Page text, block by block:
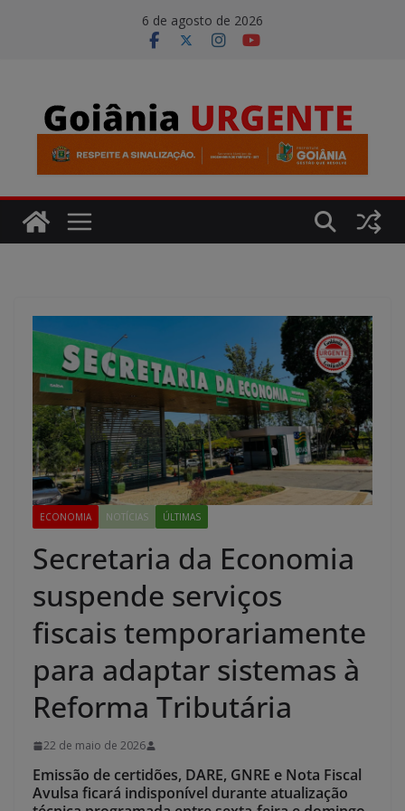
6 de agosto de 2026
ECONOMIA NOTÍCIAS ÚLTIMAS
Secretaria da Economia
suspende serviços
fiscais temporariamente
para adaptar sistemas à
Reforma Tributária
22 de maio de 2026
Emissão de certidões, DARE, GNRE e Nota Fiscal
Avulsa ficará indisponível durante atualização
modal-check